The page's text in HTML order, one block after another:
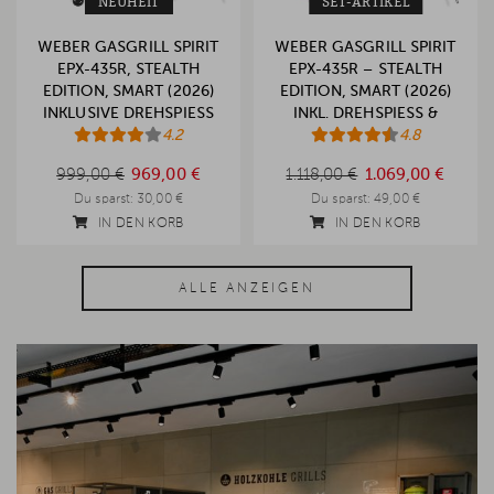
WEBER GASGRILL SPIRIT
EPX-435R, STEALTH
EDITION, SMART (2026)
INKLUSIVE DREHSPIESS
4.2
999,00 € 969,00 €
Du sparst: 30,00 €
IN DEN KORB
WEBER GASGRILL SPIRIT
EPX-435R – STEALTH
EDITION, SMART (2026)
INKL. DREHSPIESS & A
BDECKHAUBE
4.8
1.118,00 € 1.069,00 €
Du sparst:49,00 €
IN DEN KORB
ALLE ANZEIGEN
-8%
-9%